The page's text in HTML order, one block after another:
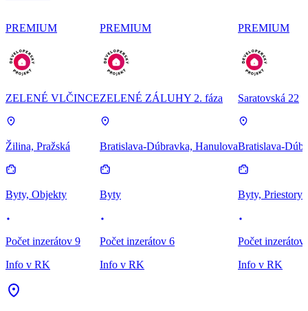
PREMIUM
ZELENÉ VLČINCE
Žilina, Pražská
Byty, Objekty
Počet inzerátov 9
Info v RK
PREMIUM
ZELENÉ ZÁLUHY 2. fáza
Bratislava-Dúbravka, Hanulova
Byty
Počet inzerátov 6
Info v RK
PREMIUM
Saratovská 22
Bratislava-
Byty, Priestory
Počet inzerátov
Info v RK